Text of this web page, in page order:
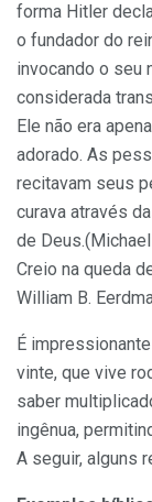
forma Hitler
o fundador do
invocando o seu
considerada
Ele não era
adorado. As
recitavam seus
curava através
de
Creio na queda
William B.
É
vinte, que vive
saber
ingênua,
A seguir, alguns